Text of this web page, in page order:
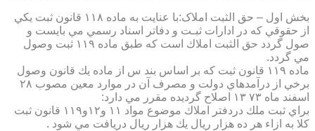
بخش اول – حق الثبت املاک:با عنايت به ماده ۱۱۸ قانون ثبت يكي
از حقوقي كه در ادارات ثبـت و دفاتر اسناد رسمي مي بايست و
صول گردد حق الثبت املاك است كه طبق ماده ۱۱۹ ثبت وصول
مي گردد.
ماده ۱۱۹ قانون ثبت كه بر اساس بند س از ماده يك قانون وصول
برخي از درآمدهاي دولت و مصرف آن در موارد معين مصوب ۲۸
اسفند ماه ۷۳ ۱۳ اصلاح گرديده مقرر مي دارد:
براي ثبت ملك دردفتر املاك موضوع مواد ۱۱ و۱۲و۱۱۹ قانون ثبت
كلا به ازاء هر ده هزار ريال يك هزار ريال دريافت مي شود .